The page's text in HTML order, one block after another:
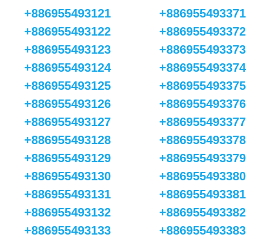
+886955493121
+886955493122
+886955493123
+886955493124
+886955493125
+886955493126
+886955493127
+886955493128
+886955493129
+886955493130
+886955493131
+886955493132
+886955493133
+886955493371
+886955493372
+886955493373
+886955493374
+886955493375
+886955493376
+886955493377
+886955493378
+886955493379
+886955493380
+886955493381
+886955493382
+886955493383